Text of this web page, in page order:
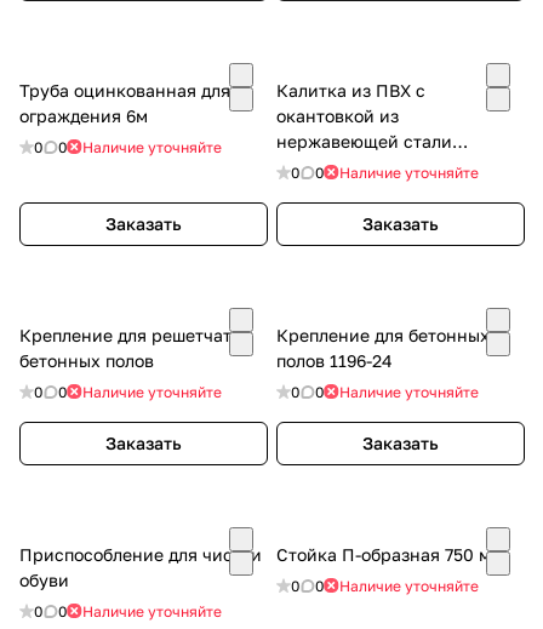
Труба оцинкованная для
ограждения 6м
0 0 Наличие уточняйте
Заказать
Калитка из ПВХ с
окантовкой из
нержавеющей стали
производства Амитех
0 0 Наличие уточняйте
Заказать
Крепление для решетчатых
бетонных полов
0 0 Наличие уточняйте
Заказать
Крепление для бетонных
полов 1196-24
0 0 Наличие уточняйте
Заказать
Приспособление для чистки
обуви
0 0 Наличие уточняйте
Стойка П-образная 750 мм
0 0 Наличие уточняйте